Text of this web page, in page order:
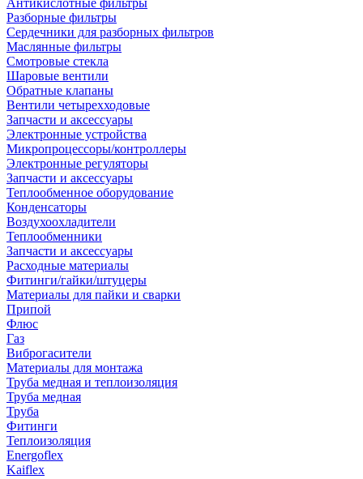
Антикислотные фильтры
Разборные фильтры
Сердечники для разборных фильтров
Маслянные фильтры
Смотровые стекла
Шаровые вентили
Обратные клапаны
Вентили четырехходовые
Запчасти и аксессуары
Электронные устройства
Микропроцессоры/контроллеры
Электронные регуляторы
Запчасти и аксессуары
Теплообменное оборудование
Конденсаторы
Воздухоохладители
Теплообменники
Запчасти и аксессуары
Расходные материалы
Фитинги/гайки/штуцеры
Материалы для пайки и сварки
Припой
Флюс
Газ
Виброгасители
Материалы для монтажа
Труба медная и теплоизоляция
Труба медная
Труба
Фитинги
Теплоизоляция
Energoflex
Kaiflex